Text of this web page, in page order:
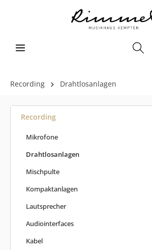
Recording Drahtlosanlagen
Recording
Mikrofone
Drahtlosanlagen
Mischpulte
Kompaktanlagen
Lautsprecher
Audiointerfaces
Kabel